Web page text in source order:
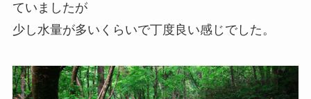
ていましたが
少し水量が多いくらいで丁度良い感じでした。